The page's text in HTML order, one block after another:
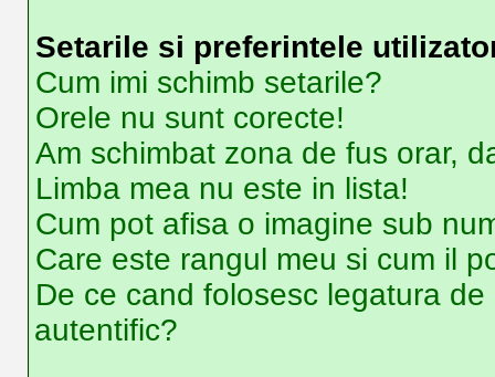
Setarile si preferintele
Cum imi schimb setarile?
Orele nu sunt corecte!
Am schimbat zona de fus orar,
Limba mea nu este in lista!
Cum pot afisa o imagine sub
Care este rangul meu si cum il
De ce cand folosesc legatura
autentific?